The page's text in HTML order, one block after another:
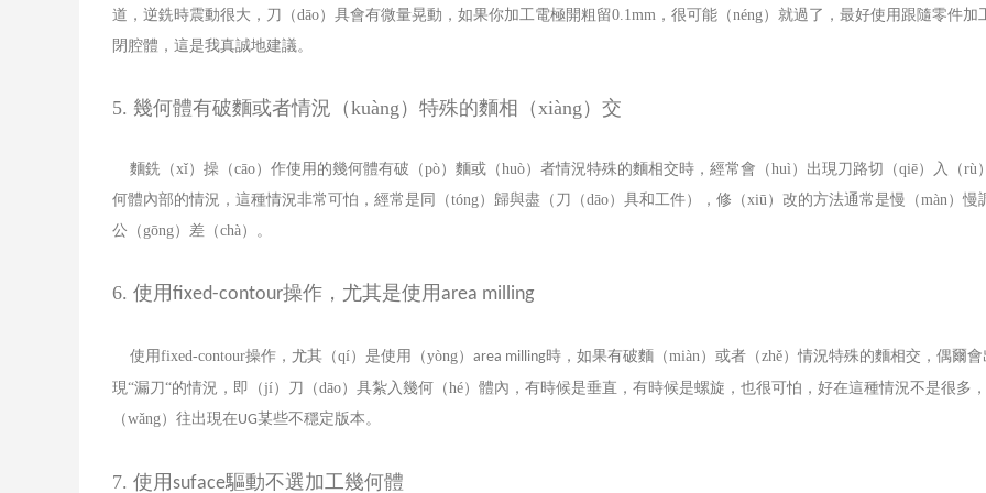
道，逆銑時震動很大，刀（dāo）具會有微量晃動，如果你加工電極開粗留0.1mm ，很可能（néng）就過了，最好使用跟隨零件加
閉腔體，這是我真誠地建議。
5. 幾何體有破麵或者情況（kuàng）特殊的麵相（xiàng）交
麵銑（xǐ）操（cāo）作使用的幾何體有破（pò）麵或（huò）者情況特殊的麵相交時，經常會（huì）出現刀路切（qiē）入（rù
何體內部的情況，這種情況非常可怕，經常是同（tóng）歸與盡（刀（dāo）具和工件），修（xiū）改的方法通常是慢（màn）慢
公（gōng）差（chà）。
6. 使用fixed-contour操作，尤其是使用area milling
使用fixed-contour操作，尤其（qí）是使用（yòng） area milling時，如果有破麵（miàn）或者（zhě）情況特殊的麵相交，偶爾會
現“漏刀“的情況，即（jí）刀（dāo）具紮入幾何（hé）體內，有時候是垂直，有時候是螺旋，也很可怕，好在這種情況不是很多
（wǎng）往出現在UG某些不穩定版本。
7. 使用suface驅動不選加工幾何體